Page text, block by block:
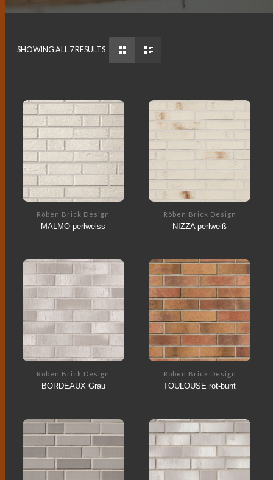
SHOWING ALL 7 RESULTS
Röben Brick Design
MALMÖ perlweiss
Röben Brick Design
NIZZA perlweiß
Röben Brick Design
BORDEAUX Grau
Röben Brick Design
TOULOUSE rot-bunt